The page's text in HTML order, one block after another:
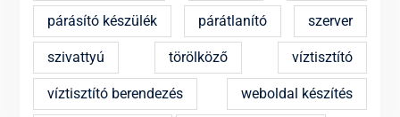
párásító készülék párátlanító szerver
szivattyú törölköző víztisztító
víztisztító berendezés weboldal készítés